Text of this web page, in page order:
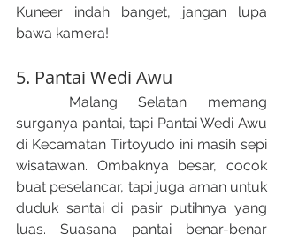
Kuneer indah banget, jangan lupa
bawa kamera!
5. Pantai Wedi Awu
surganya pantai, tapi Pantai Wedi Awu
di Kecamatan Tirtoyudo ini masih sepi
wisatawan. Ombaknya besar, cocok
buat peselancar, tapi juga aman untuk
duduk santai di pasir putihnya yang
luas. Suasana pantai benar-benar